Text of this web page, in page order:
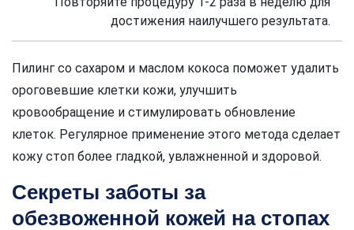
достижения наилучшего результата.
Пилинг со сахаром и маслом кокоса поможет удалить
ороговевшие клетки кожи, улучшить
кровообращение и стимулировать обновление
клеток. Регулярное применение этого метода сделает
кожу стоп более гладкой, увлажненной и здоровой.
Секреты заботы за
обезвоженной кожей на стопах